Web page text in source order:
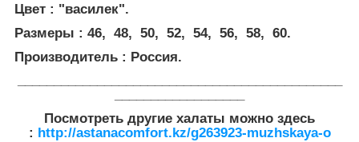
Цвет : "василек".
Размеры : 46, 48, 50, 52, 54, 56, 58, 60.
Производитель : Россия.
Посмотреть другие халаты можно здесь
: http://astanacomfort.kz/g263923-muzhskaya-o